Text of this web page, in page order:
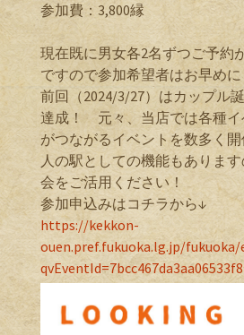
参加費：3,800縁
現在既に男女各2名ずつご予約
ですので参加希望者はお早めに
前回（2024/3/27）はカップル
達成！ 元々、当店では各種イ
がつながるイベントを数多く
人の駅としての機能もありま
会をご活用ください！
参加申込みはコチラから↓
https://kekkon-
ouen.pref.fukuoka.lg.jp/